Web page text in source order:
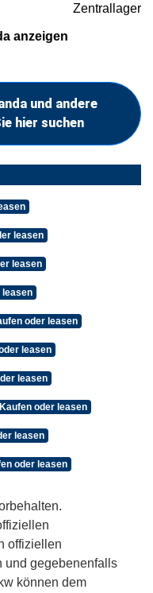
Zentrallager
anzeigen
und andere
hier suchen
leasen
leasen
leasen
oder leasen
leasen
leasen
oder leasen
leasen
oder leasen
offiziellen
und gegebenenfalls
können dem